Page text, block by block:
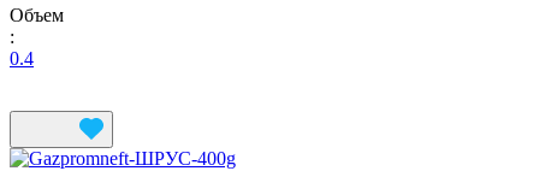
Объем
:
0.4